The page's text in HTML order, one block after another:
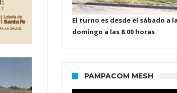
El turno es desde el sábado a
domingo a las 8.00 horas
PAMPACOM MESH